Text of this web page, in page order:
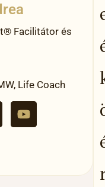
Facilitátor és
Life Coach